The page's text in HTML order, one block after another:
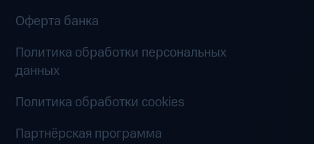
Оферта банка
Политика обработки персональных
данных
Политика обработки cookies
Партнёрская программа